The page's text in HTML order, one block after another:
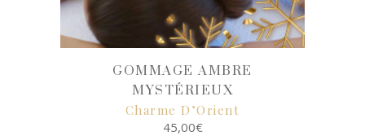
GOMMAGE AMBRE
MYSTÉRIEUX
Charme D’Orient
45,00€